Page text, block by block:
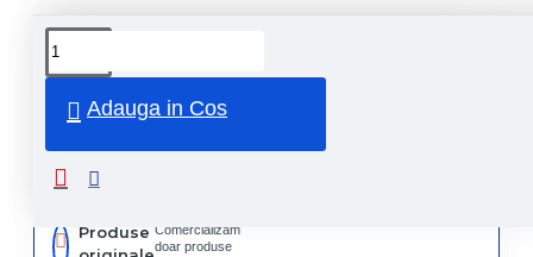
Adauga in Cos
curier
Produse Comercializam
doar produse